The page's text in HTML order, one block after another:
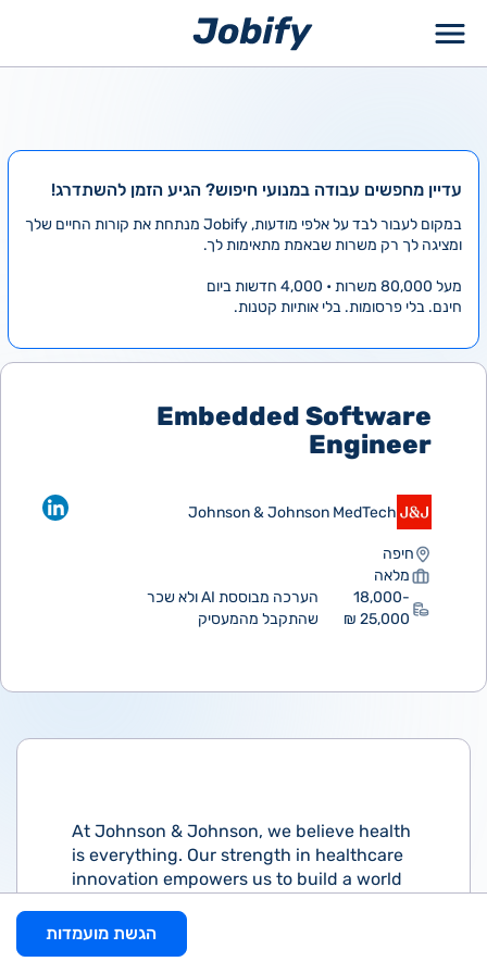
עדיין מחפשים עבודה במנועי חיפוש? הגיע הזמן להשתדרג!
במקום לעבור לבד על אלפי מודעות, Jobify מנתחת את קורות החיים שלך
ומציגה לך רק משרות שבאמת מתאימות לך.
מעל 80,000 משרות • 4,000 חדשות ביום
חינם. בלי פרסומות. בלי אותיות קטנות.
Embedded Software
Engineer
Johnson & Johnson MedTech
חיפה
מלאה
18,000-
25,000 ₪
הערכה מבוססת AI ולא שכר
שהתקבל מהמעסיק
At Johnson & Johnson, we believe health
is everything. Our strength in healthcare
innovation empowers us to build a world
treated, and cured, where treatments are
smarter and less invasive, and solutions
הגשת מועמדות